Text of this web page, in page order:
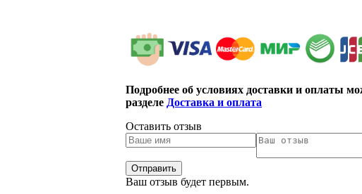
Подробнее об условиях доставки и оплаты
разделе Доставка и оплата
Оставить отзыв
Ваш отзыв будет первым.